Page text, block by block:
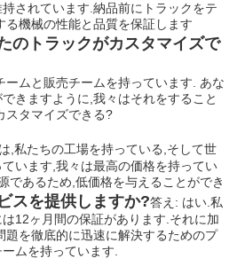
されています.納品前にトラックをテ
る機械の性能と品質を保証します
のトラックがカスタマイズで
ームと販売チームを持っています. あな
きますように,我々はそれをすること
スタマイズできる?
,私たちの工場を持っている,そして世
います,我々は最高の価格を持ってい
であるため,低価格を与えることができ
スを提供しますか?答え: はい.私
12ヶ月間の保証があります.それに加
題を徹底的に迅速に解決するためのプ
ムを持っています.